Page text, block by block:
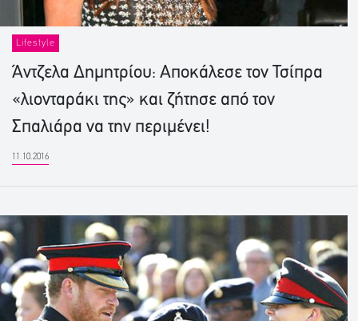
Lifestyle
Άντζελα Δημητρίου: Αποκάλεσε τον Τσίπρα
«λιονταράκι της» και ζήτησε από τον
Σπαλιάρα να την περιμένει!
11.10.2016